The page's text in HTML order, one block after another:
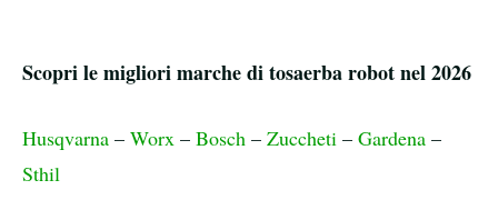
Scopri le migliori marche di tosaerba robot nel 2026
Husqvarna – Worx – Bosch – Zuccheti – Gardena –
Sthil